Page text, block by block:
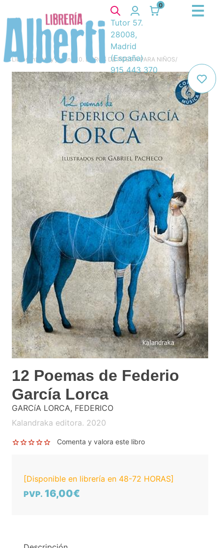
0
Tutor 57.
28008,
Madrid
(España)
915 443 370
Libros Infantil y juvenil 10. LIBROS DE POESIA PARA NIÑOS/
12 Poemas de Federio
García Lorca
GARCíA LORCA, FEDERICO
Kalandraka editora. 2020
Comenta y valora este libro
[Disponible en librería en 48-72 HORAS]
PVP. 16,00€